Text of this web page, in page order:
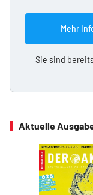
Mehr
Sie sind
Aktuelle